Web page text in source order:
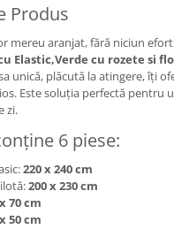
Produs
mereu aranjat, fără niciun
Elastic,Verde cu rozete si
unică, plăcută la atingere, îți
Este soluția perfectă pentru
zi.
6 piese:
220 x 240 cm
200 x 230 cm
70 cm
50 cm